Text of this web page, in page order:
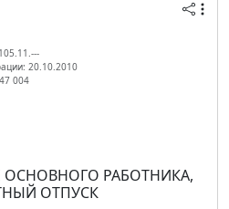
20.10.2010
004
ОСНОВНОГО РАБОТНИКА,
ОТПУСК